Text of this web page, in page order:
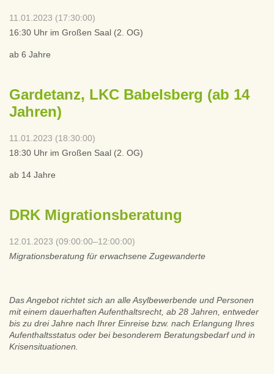
11.01.2023 (17:30:00)
16:30 Uhr im Großen Saal (2. OG)
ab 6 Jahre
Gardetanz, LKC Babelsberg (ab 14
Jahren)
11.01.2023 (18:30:00)
18:30 Uhr im Großen Saal (2. OG)
ab 14 Jahre
DRK Migrationsberatung
12.01.2023 (09:00:00–12:00:00)
Migrationsberatung für erwachsene Zugewanderte
Das Angebot richtet sich an alle Asylbewerbende und Personen
mit einem dauerhaften Aufenthaltsrecht, ab 28 Jahren, entweder
bis zu drei Jahre nach Ihrer Einreise bzw. nach Erlangung Ihres
Aufenthaltsstatus oder bei besonderem Beratungsbedarf und in
Krisensituationen.